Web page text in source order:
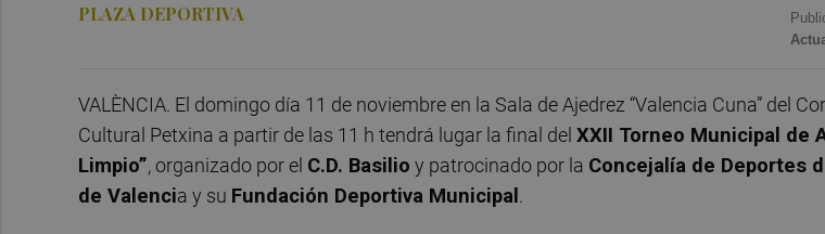
PLAZA DEPORTIVA
VALÈNCIA. El domingo día 11 de noviembre en la Sala de Ajedrez “Valencia Cuna” del
Cultural Petxina a partir de las 11 h tendrá lugar la final del XXII Torneo Municipal de
Limpio”, organizado por el C.D. Basilio y patrocinado por la Concejalía de Deportes
de Valencia y su Fundación Deportiva Municipal.